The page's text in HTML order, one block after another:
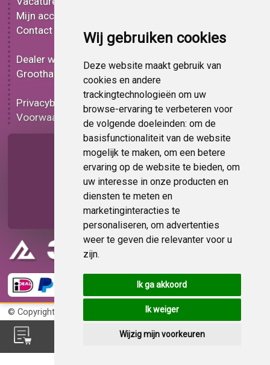
Wij gebruiken cookies
Deze website maakt gebruik van
cookies en andere
trackingtechnologieën om uw
browse-ervaring te verbeteren voor
de volgende doeleinden: om de
basisfunctionaliteit van de website
mogelijk te maken, om een betere
ervaring op de website te bieden, om
uw interesse in onze producten en
diensten te meten en
marketinginteracties te
personaliseren, om advertenties
weer te geven die relevanter voor u
zijn.
Ik ga akkoord
Ik weiger
Wijzig mijn voorkeuren
Mijn account
Contact
Dealer worden
Groothandel
Privacybeleid
Voorwaarden
Effect plakplastic
Bedrukt plakplastic
Carbon plakplastic
Lampen folie
Functionele folie
Plakplastic korting
Op bestelling
Pagina delen
© Copyright 2026